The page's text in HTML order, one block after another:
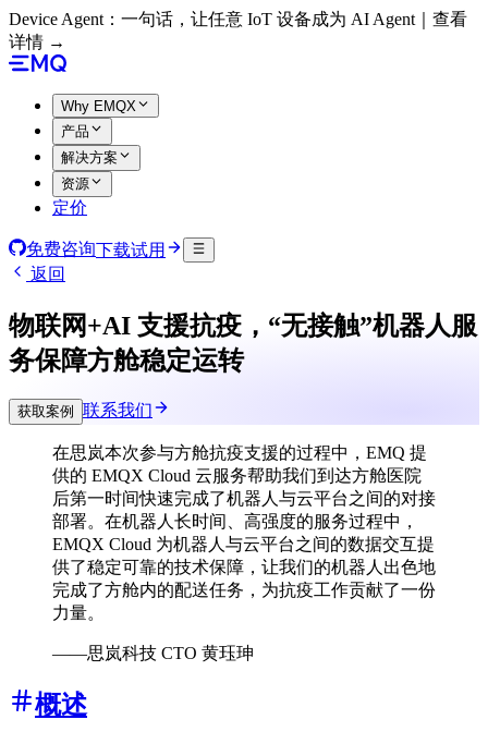
Device Agent：一句话，让任意 IoT 设备成为 AI Agent｜查看
详情 →
Why EMQX
产品
解决方案
资源
定价
免费咨询下载试用
返回
物联网+AI 支援抗疫，“无接触”机器人服
务保障方舱稳定运转
获取案例 联系我们
在思岚本次参与方舱抗疫支援的过程中，EMQ 提
供的 EMQX Cloud 云服务帮助我们到达方舱医院
后第一时间快速完成了机器人与云平台之间的对接
部署。在机器人长时间、高强度的服务过程中，
EMQX Cloud 为机器人与云平台之间的数据交互提
供了稳定可靠的技术保障，让我们的机器人出色地
完成了方舱内的配送任务，为抗疫工作贡献了一份
力量。
——思岚科技 CTO 黄珏珅
概述